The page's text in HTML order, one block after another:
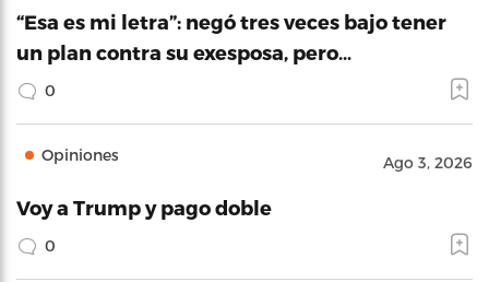
“Esa es mi letra”: negó tres veces bajo tener
un plan contra su exesposa, pero…
0
Opiniones Ago 3, 2026
Voy a Trump y pago doble
0